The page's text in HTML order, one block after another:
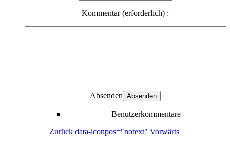
Kommentar (erforderlich) :
Absenden
Benutzerkommentare
Zurück data-iconpos="notext" Vorwärts